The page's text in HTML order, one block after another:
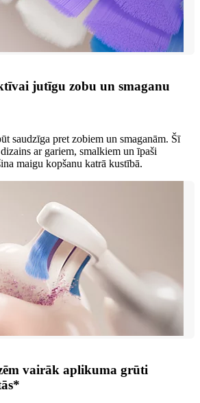
jutīgu zobu un smaganu
saudzīga pret zobiem un smaganām. Šī
ar gariem, smalkiem un īpaši
maigu kopšanu katrā kustībā.
vairāk aplikuma grūti